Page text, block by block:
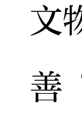
文
善